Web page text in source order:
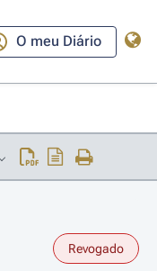
O meu Diário
Revogado